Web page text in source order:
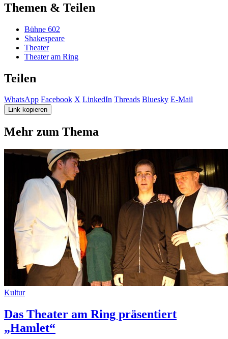
Themen & Teilen
Bühne 602
Shakespeare
Theater
Theater am Ring
Teilen
WhatsApp Facebook X LinkedIn Threads Bluesky E-Mail
Link kopieren
Mehr zum Thema
Kultur
Das Theater am Ring präsentiert
„Hamlet“